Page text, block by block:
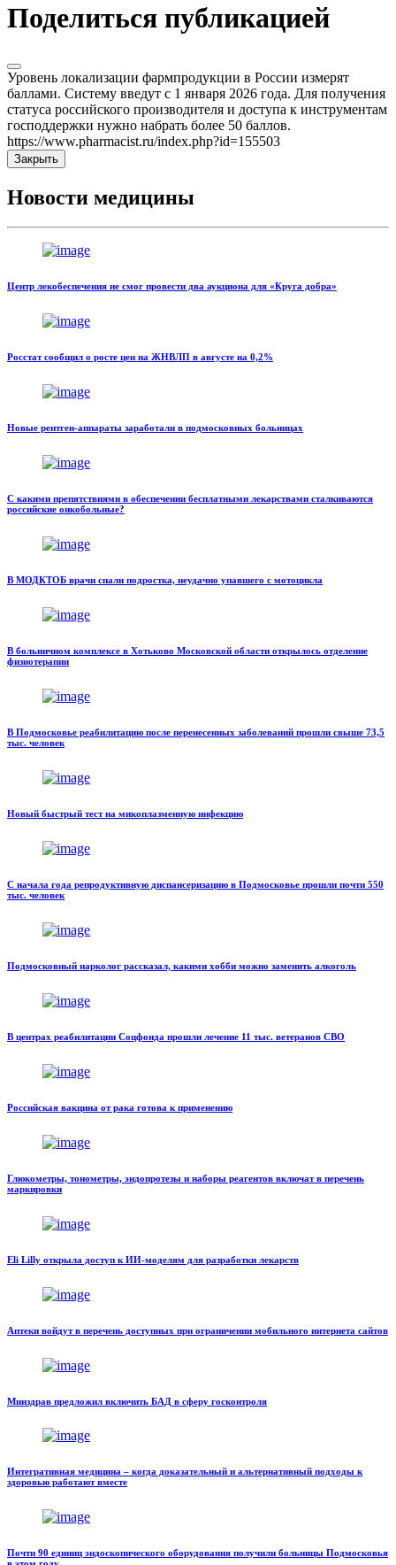
Поделиться публикацией
Уровень локализации фармпродукции в России измерят
баллами. Систему введут с 1 января 2026 года. Для получения
статуса российского производителя и доступа к инструментам
господдержки нужно набрать более 50 баллов.
https://www.pharmacist.ru/index.php?id=155503
Закрыть
Новости медицины
Центр лекобеспечения не смог провести два аукциона для «Круга добра»
Росстат сообщил о росте цен на ЖНВЛП в августе на 0,2%
Новые рентген-аппараты заработали в подмосковных больницах
С какими препятствиями в обеспечении бесплатными лекарствами сталкиваются
российские онкобольные?
В МОДКТОБ врачи спали подростка, неудачно упавшего с мотоцикла
В больничном комплексе в Хотьково Московской области открылось отделение
физиотерапии
В Подмосковье реабилитацию после перенесенных заболеваний прошли свыше 73,5
тыс. человек
Новый быстрый тест на микоплазменную инфекцию
С начала года репродуктивную диспансеризацию в Подмосковье прошли почти 550
тыс. человек
Подмосковный нарколог рассказал, какими хобби можно заменить алкоголь
В центрах реабилитации Соцфонда прошли лечение 11 тыс. ветеранов СВО
Российская вакцина от рака готова к применению
Глюкометры, тонометры, эндопротезы и наборы реагентов включат в перечень
маркировки
Eli Lilly открыла доступ к ИИ-моделям для разработки лекарств
Аптеки войдут в перечень доступных при ограничении мобильного интернета сайтов
Минздрав предложил включить БАД в сферу госконтроля
Интегративная медицина – когда доказательный и альтернативный подходы к
здоровью работают вместе
Почти 90 единиц эндоскопического оборудования получили больницы Подмосковья